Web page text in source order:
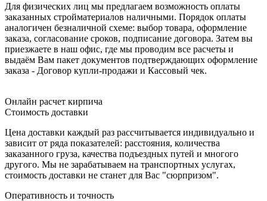
Для физических лиц мы предлагаем возможность оплаты
заказанных стройматериалов наличными. Порядок оплаты
аналогичен безналичной схеме: выбор товара, оформление
заказа, согласование сроков, подписание договора. Затем вы
приезжаете в наш офис, где мы проводим все расчеты и
выдаём Вам пакет документов подтверждающих оформление
заказа - Договор купли-продажи и Кассовый чек.
Онлайн расчет кирпича
Стоимость доставки
Цена доставки каждый раз рассчитывается индивидуально и
зависит от ряда показателей: расстояния, количества
заказанного груза, качества подъездных путей и многого
другого. Мы не зарабатываем на транспортных услугах,
стоимость доставки не станет для Вас "сюрпризом".
Оперативность и точность